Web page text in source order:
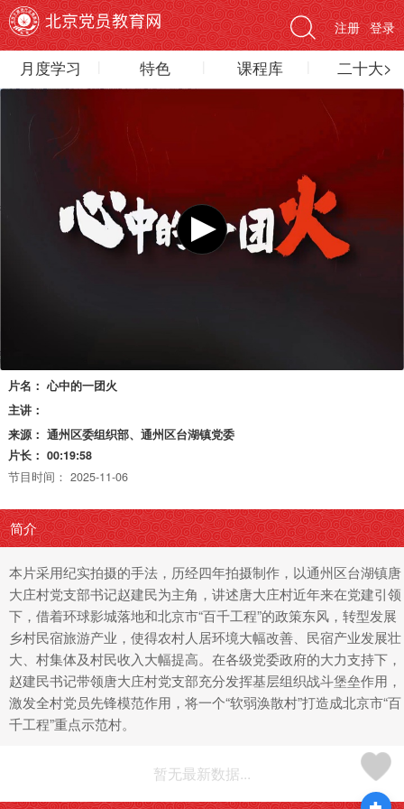
登录
注册
月度学习 特色 课程库 二十大>
片名： 心中的一团火
主讲：
来源： 通州区委组织部、通州区台湖镇党委
片长： 00:19:58
节目时间： 2025-11-06
简介
本片采用纪实拍摄的手法，历经四年拍摄制作，以通州区台湖镇唐
大庄村党支部书记赵建民为主角，讲述唐大庄村近年来在党建引领
下，借着环球影城落地和北京市“百千工程”的政策东风，转型发展
乡村民宿旅游产业，使得农村人居环境大幅改善、民宿产业发展壮
大、村集体及村民收入大幅提高。在各级党委政府的大力支持下，
赵建民书记带领唐大庄村党支部充分发挥基层组织战斗堡垒作用，
激发全村党员先锋模范作用，将一个“软弱涣散村”打造成北京市“百
千工程”重点示范村。
暂无最新数据...